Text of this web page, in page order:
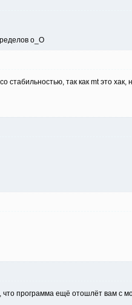
о_О
так как mt это
что программа ещё отошлёт вам с